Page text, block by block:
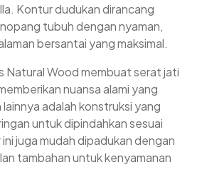
Kontur dudukan dirancang
tubuh dengan nyaman,
bersantai yang maksimal.
Natural Wood membuat serat jati
nuansa alami yang
adalah konstruksi yang
untuk dipindahkan sesuai
juga mudah dipadukan dengan
tambahan untuk kenyamanan